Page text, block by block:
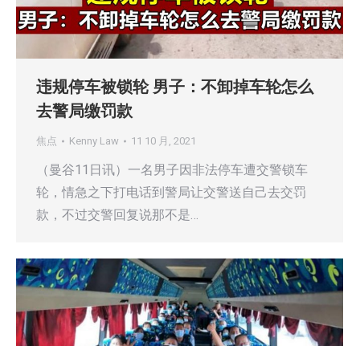
违规停车被锁轮 男子：不卸掉车轮怎么
去警局缴罚款
焦点 Kenny Law 11 10 月, 2021
（曼谷11日讯）一名男子因非法停车遭交警锁车
轮，情急之下打电话到警局让交警送自己去交罚
款，不过交警回复说那不是…